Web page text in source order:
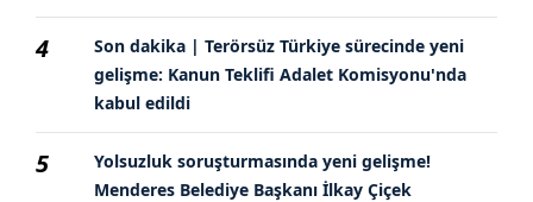
4
Son dakika | Terörsüz Türkiye sürecinde yeni
gelişme: Kanun Teklifi Adalet Komisyonu'nda
kabul edildi
5
Yolsuzluk soruşturmasında yeni gelişme!
Menderes Belediye Başkanı İlkay Çiçek